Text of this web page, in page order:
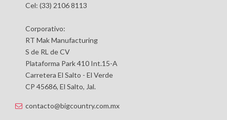
Cel: (33) 2106 8113
Corporativo:
RT Mak Manufacturing
S de RL de CV
Plataforma Park 410 Int.15-A
Carretera El Salto - El Verde
CP 45686, El Salto, Jal.
contacto@bigcountry.com.mx